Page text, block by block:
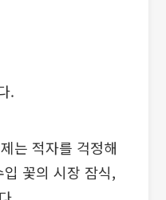
.
는 적자를 걱정해
꽃의 시장 잠식,